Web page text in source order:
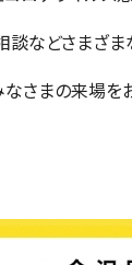
などさまざま
さまの来場を